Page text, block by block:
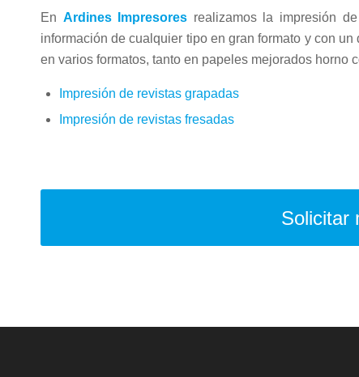
En Ardines Impresores realizamos la impresión de
información de cualquier tipo en gran formato y con
en varios formatos, tanto en papeles mejorados horno
Impresión de revistas grapadas
Impresión de revistas fresadas
Solicitar